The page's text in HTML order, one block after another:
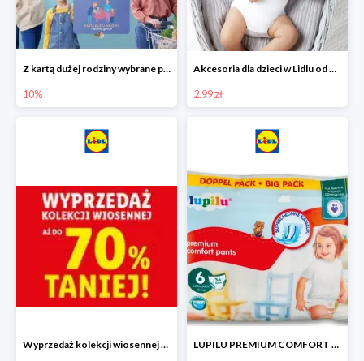
Z kartą dużej rodziny wybrane produkty w Lidlu -10%
10%
Akcesoria dla dzieci w Lidlu od 2,99 zł
2.99 zł
Wyprzedaż kolekcji wiosennej w Lidlu do -70% LUPILU PREMIUM COMFORT Pantsy, rozmiar 5 lub 6, gigapaka -27%